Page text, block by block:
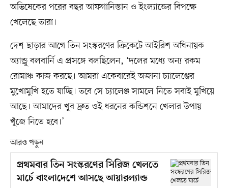
অভিষেকের পরের বছর আফগানিস্তান ও ইংল্যান্ডের বিপক্ষে
খেলেছে তারা।
দেশ ছাড়ার আগে তিন সংস্করণের ক্রিকেটে আইরিশ অধিনায়ক
অ্যান্ড্রু বলবার্নি এ প্রসঙ্গে বলছিলেন, ‘দলের মধ্যে অন্য রকম
রোমাঞ্চ কাজ করছে। আমরা একেবারেই অজানা চ্যালেঞ্জের
মুখোমুখি হতে যাচ্ছি। তবে সে চ্যালেঞ্জ সামলে নিতে সবাই মুখিয়ে
আছে। আমাদের খুব দ্রুত ওই ধরনের কন্ডিশনে খেলার উপায়
খুঁজে নিতে হবে।’
আরও পড়ুন
প্রথমবার তিন সংস্করণের সিরিজ খেলতে
মার্চে বাংলাদেশে আসছে আয়ারল্যান্ড